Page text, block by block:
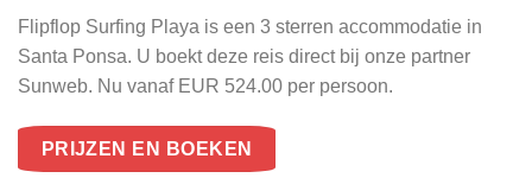
Flipflop Surfing Playa is een 3 sterren accommodatie in
Santa Ponsa. U boekt deze reis direct bij onze partner
Sunweb. Nu vanaf EUR 524.00 per persoon.
PRIJZEN EN BOEKEN